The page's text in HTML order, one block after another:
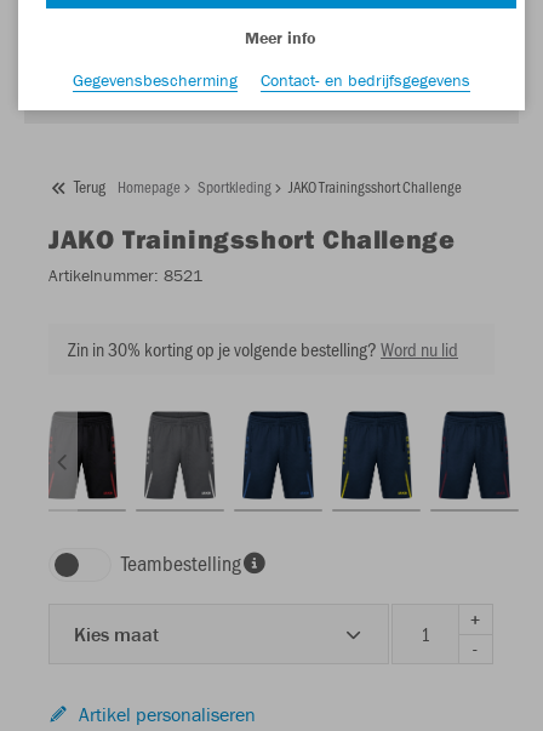
Terug Homepage Sportkleding JAKO Trainingsshort Challenge
JAKO Trainingsshort Challenge
Artikelnummer: 8521
Zin in 30% korting op je volgende bestelling?Word nu lid
Teambestelling
Kies maat
+
-
Artikel personaliseren
Meer info
Gegevensbescherming
Contact- en bedrijfsgegevens